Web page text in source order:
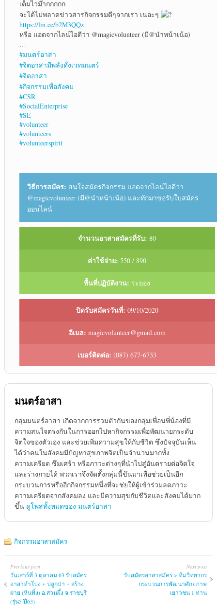
เต็มไวม๊ากกกกก
จะได้ไม่พลาดข่าวสารกิจกรรมดีๆจากเรา เนอะๆ
https://lin.ee/b2M3QQz
หรือ แอดจากไลน์ไอดีว่า @magicvolunteer (มี@นำหน้าเน้อ)
…
#มนตร์อาสา
#จิตอาสามีพลังดั่งเวทมนตร์
#จิตอาสา
#กิจกรรมเพื่อสังคม
#CSR
#SocialEnterprise
#SE
#volunteer
#volunteers
#volunteerspirit
วิธีการสมัคร: สนใจสมัครกิจกรรม แอดจากไลน์ไอดีว่า
@magicvolunteer (มี@นำหน้าเน้อ) และทักมาขอรับใบสมัคร
ออนไลน์
จำนวนอาสาสมัครที่รับ: 80
ค่าใช้จ่าย: 550 / 890
พื้นที่ปฏิบัติงาน: ระยอง
ปิดรับสมัครวันที่: 09/10/2020
อีเมล: magicvolunteer@gmail.com
เบอร์ติดต่อ: (087) 677-6733
มนตร์อาสา
กลุ่มมนตร์อาสา เกิดจากการรวมตัวกันของกลุ่มเพื่อนพี่น้องที่มี
ความสนใจตรงกันในการออกไปหากิจกรรมเพื่อพัฒนายกระดับ
จิตใจของตัวเอง และช่วยเพิ่มความสุขให้กับชีวิต ซึ่งปัจจุบันเห็น
ได้ว่าคนในสังคมมีปัญหาสุขภาพจิตเป็นจำนวนมากทั้ง
ความเครียด ซึมเศร้า หรือภาวะต่างๆที่นำไปสู่อันตรายต่อจิตใจ
และร่างกายได้ พวกเราจึงจัดตั้งกลุ่มนี้ขึนมาเพื่อช่วยเป็นอีก
กระบวนการหรืออีกกิจกรรมหนึ่งที่จะช่ยให้ผู้เข้าร่วมลดภาวะ
ความเครียดจากสังคมลง และมีความสุขกับชีวิตและสังคมได้มาก
ขึ้น ดูโพสทั้งหมดของ มนตร์อาสา
กิจกรรมอาสาสมัคร
Previous post
วันเสาร์ที่ 3 ตุลาคม 63 รับสมัคร
อาสาทำโป่ง + ปลูกป่า + สร้าง
ฝาย (หินทิ้ง) อ.สวนผึ้ง จ.ราชบุรี
(รุ่น5 ปี63)
Next post
รับสมัครอาสาสมัคร > ทีมวิทยากร
กระบวนการพัฒนาศักยภาพ
เยาวชน 1 ท่าน